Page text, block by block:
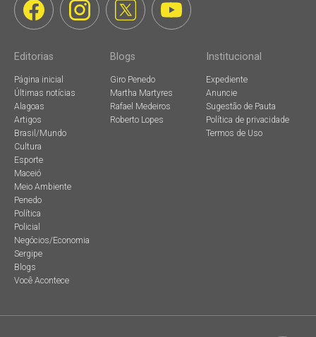
Editorias
Página inicial
Últimas notícias
Alagoas
Artigos
Brasil/Mundo
Cultura
Esporte
Maceió
Meio Ambiente
Penedo
Política
Policial
Negócios/Economia
Sergipe
Blogs
Você Acontece
Blogs
Giro Penedo
Martha Martyres
Rafael Medeiros
Roberto Lopes
Institucional
Expediente
Anuncie
Sugestão de Pauta
Política de privacidade
Termos de Uso